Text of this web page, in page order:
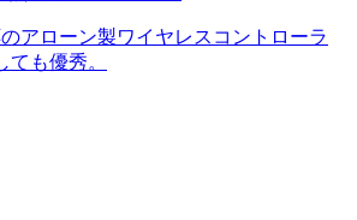
アローン製ワイヤレスコントローラ
ても優秀。